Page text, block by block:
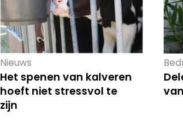
Nieuws
Het spenen van kalveren
hoeft niet stressvol te
zijn